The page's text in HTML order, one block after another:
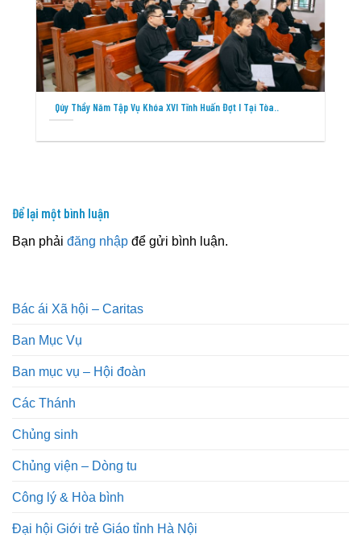
Qúy Thầy Năm Tập Vụ Khóa XVI Tĩnh Huấn Đợt I Tại Tòa..
Để lại một bình luận
Bạn phải đăng nhập để gửi bình luận.
Bác ái Xã hội – Caritas
Ban Mục Vụ
Ban mục vụ – Hội đoàn
Các Thánh
Chủng sinh
Chủng viện – Dòng tu
Công lý & Hòa bình
Đại hội Giới trẻ Giáo tỉnh Hà Nội